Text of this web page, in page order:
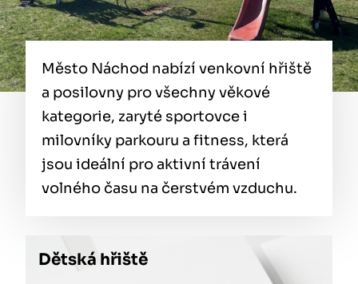
Město Náchod nabízí venkovní hřiště
a posilovny pro všechny věkové
kategorie, zaryté sportovce i
milovníky parkouru a fitness, která
jsou ideální pro aktivní trávení
volného času na čerstvém vzduchu.
Dětská hřiště